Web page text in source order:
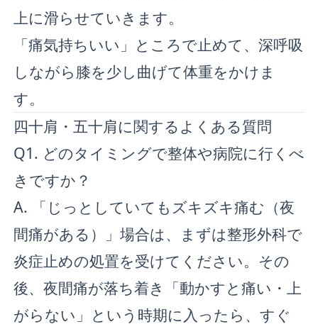
上に滑らせていきます。
「痛気持ちいい」ところで止めて、深呼吸
しながら膝を少し曲げて体重をかけま
す。
四十肩・五十肩に関するよくある質問
Q1. どのタイミングで整体や病院に行くべ
きですか？
A. 「じっとしていてもズキズキ痛む（夜
間痛がある）」場合は、まずは整形外科で
炎症止めの処置を受けてください。その
後、夜間痛が落ち着き「動かすと痛い・上
がらない」という時期に入ったら、すぐ